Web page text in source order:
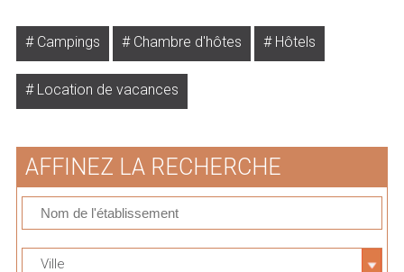
Campings Chambre d'hôtes Hôtels
Location de vacances
AFFINEZ LA RECHERCHE
Ville